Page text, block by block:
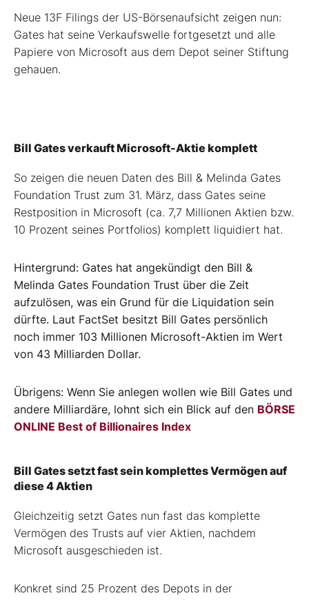
Neue 13F Filings der US-Börsenaufsicht zeigen nun:
Gates hat seine Verkaufswelle fortgesetzt und alle
Papiere von Microsoft aus dem Depot seiner Stiftung
gehauen.
Bill Gates verkauft Microsoft-Aktie komplett
So zeigen die neuen Daten des Bill & Melinda Gates
Foundation Trust zum 31. März, dass Gates seine
Restposition in Microsoft (ca. 7,7 Millionen Aktien bzw.
10 Prozent seines Portfolios) komplett liquidiert hat.
Hintergrund: Gates hat angekündigt den Bill &
Melinda Gates Foundation Trust über die Zeit
aufzulösen, was ein Grund für die Liquidation sein
dürfte. Laut FactSet besitzt Bill Gates persönlich
noch immer 103 Millionen Microsoft-Aktien im Wert
von 43 Milliarden Dollar.
Übrigens: Wenn Sie anlegen wollen wie Bill Gates und
andere Milliardäre, lohnt sich ein Blick auf den BÖRSE
ONLINE Best of Billionaires Index
Bill Gates setzt fast sein komplettes Vermögen auf
diese 4 Aktien
Gleichzeitig setzt Gates nun fast das komplette
Vermögen des Trusts auf vier Aktien, nachdem
Microsoft ausgeschieden ist.
Konkret sind 25 Prozent des Depots in der